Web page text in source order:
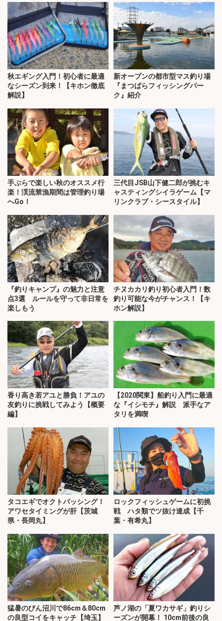
秋エギング入門！初心者に最適
なシーズン到来！【キホン徹底
解説】
新オープンの都市型マス釣り場
『まつばらフィッシングパー
ク』紹介
手ぶらで楽しい秋のオススメ行
楽！渓流禁漁期間は管理釣り場
へGo！
三代目JSB山下健二郎が挑むキ
ャスティングシイラゲーム【マ
リンクラブ・シースタイル】
『釣りキャンプ』の魅力と注意
点3選 ルールを守って非日常を
楽しもう
チヌカカリ釣り初心者入門！数
釣り可能な今がチャンス！【キ
ホン解説】
香り高き若アユと勝負！アユの
友釣りに挑戦してみよう【概要
編】
【2020関東】船釣り入門に最適
な『イシモチ』解説 派手なア
タリを満喫
タコエギでオクトパッシング！
アワセタイミングが肝【茨城
県・長岡丸】
ロックフィッシュゲームに初挑
戦 ハタ類でツ抜け達成【千
葉・有希丸】
猛暑のびん沼川で86cm＆80cm
の良型コイをキャッチ【埼玉】
芦ノ湖の「夏ワカサギ」釣りシ
ーズンが開幕！ 10cm前後の良